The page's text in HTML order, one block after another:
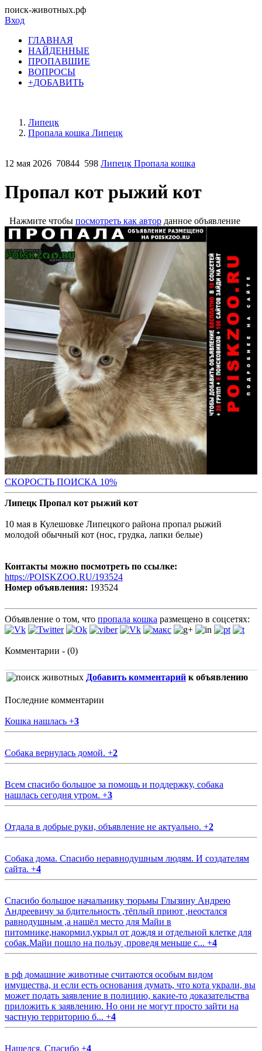
поиск-животных.рф
Вход
ГЛАВНАЯ
НАЙДЕННЫЕ
ПРОПАВШИЕ
ВОПРОСЫ
+ДОБАВИТЬ
Липецк
Пропала кошка Липецк
12 мая 2026 70844 598 Липецк Пропала кошка
Пропал кот рыжий кот
Нажмите чтобы посмотреть как автор данное объявление
СКОРОСТЬ ПОИСКА 10%
Липецк Пропал кот рыжий кот
10 мая в Кулешовке Липецкого района пропал рыжий
молодой обычный кот (нос, грудка, лапки белые)
Контакты можно посмотреть по ссылке:
https://POISKZOO.RU/193524
Номер объявления: 193524
Объявление о том, что пропала кошка размещено в соцсетях:
Комментарии - (0)
Добавить комментарий к объявлению
Последние комментарии
Кошка нашлась +3
Собака вернулась домой. +2
Всем спасибо большое за помощь и поддержку, собака
нашлась сегодня утром. +3
Отдала в добрые руки, объявление не актуально. +2
Собака дома. Спасибо неравнодушным людям. И создателям
сайта. +4
Спасибо большое начальнику тюрьмы Глызину Андрею
Андреевичу за бдительность ,тёплый приют ,неостался
равнодушным ,а нашёл место для Майи в
питомнике,накормил,укрыл от дождя и отдельной клетке для
собак.Майи пошло на пользу ,проведя меньше с... +4
в рф домашние животные считаются особым видом
имущества, и если есть основания думать, что кота украли, вы
может подать заявление в полицию, какие-то доказательства
приложить к заявлению. Но они не могут просто зайти на
частную территорию б... +4
Нашелся. Спасибо +4